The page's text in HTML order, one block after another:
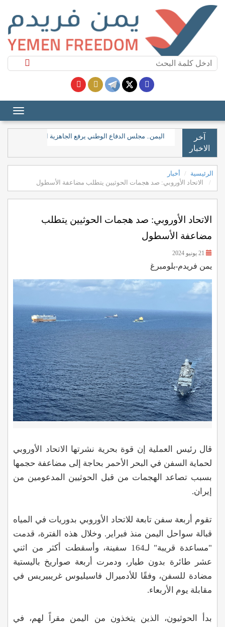
آخر
الاخبار
​اليمن.. مجلس الدفاع الوطني يرفع الجاهزية العسكرية
الرئيسية
أخبار
الاتحاد الأوروبي: صد هجمات الحوثيين يتطلب مضاعفة الأسطول
الاتحاد الأوروبي: صد هجمات الحوثيين يتطلب
مضاعفة الأسطول
يمن فريدم-بلومبرغ
قال رئيس العملية إن قوة بحرية نشرتها الاتحاد الأوروبي
لحماية السفن في البحر الأحمر بحاجة إلى مضاعفة حجمها
بسبب تصاعد الهجمات من قبل الحوثيين المدعومين من
إيران.
تقوم أربعة سفن تابعة للاتحاد الأوروبي بدوريات في المياه
قبالة سواحل اليمن منذ فبراير. وخلال هذه الفترة، قدمت
"مساعدة قريبة" لـ164 سفينة، وأسقطت أكثر من اثني
عشر طائرة بدون طيار، ودمرت أربعة صواريخ باليستية
مضادة للسفن، وفقًا للأدميرال فاسيليوس غريبيريس في
مقابلة يوم الأربعاء.
بدأ الحوثيون، الذين يتخذون من اليمن مقراً لهم، في